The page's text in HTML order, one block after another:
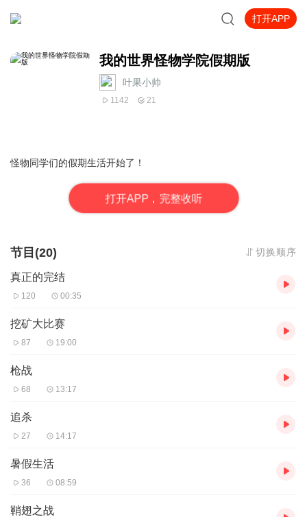
打开APP
我的世界怪物学院假期版
叶果小帅
1142 21
怪物同学们的假期生活开始了！
打开APP，完整收听
节目(20) 切换顺序
真正的完结
120 00:35
挖矿大比赛
87 19:00
枪战
68 13:17
追杀
27 14:17
暑假生活
36 08:59
鞘翅之战